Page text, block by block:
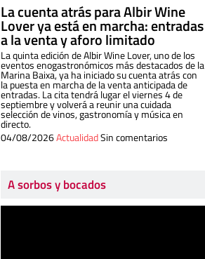
La cuenta atrás para Albir Wine
Lover ya está en marcha: entradas
a la venta y aforo limitado
La quinta edición de Albir Wine Lover, uno de los
eventos enogastronómicos más destacados de la
Marina Baixa, ya ha iniciado su cuenta atrás con
la puesta en marcha de la venta anticipada de
entradas. La cita tendrá lugar el viernes 4 de
septiembre y volverá a reunir una cuidada
selección de vinos, gastronomía y música en
directo.
04/08/2026ActualidadSin comentarios
A sorbos y bocados